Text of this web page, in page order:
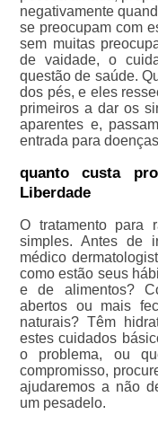
negativamente
se preocupam com
sem muitas
de vaidade, o
questão de saúde.
dos pés, e eles
primeiros a dar os
aparentes e,
entrada para
quanto custa
Liberdade
O tratamento para
simples. Antes de
médico
como estão seus
e de alimentos?
abertos ou mais
naturais? Têm
estes cuidados
o problema, ou
compromisso,
ajudaremos a não
um pesadelo.